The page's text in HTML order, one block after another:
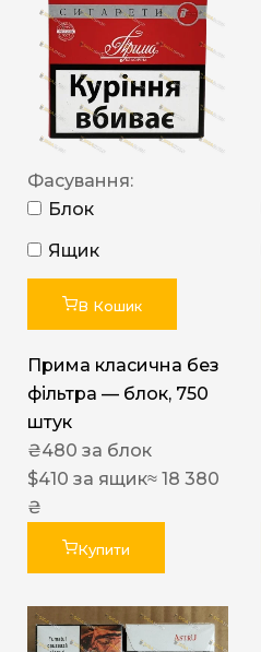
Фасування:
Блок
Ящик
В Кошик
Прима класична без
фільтра — блок, 750
штук
₴480 за блок
$410 за ящик≈ 18 380
₴
Купити